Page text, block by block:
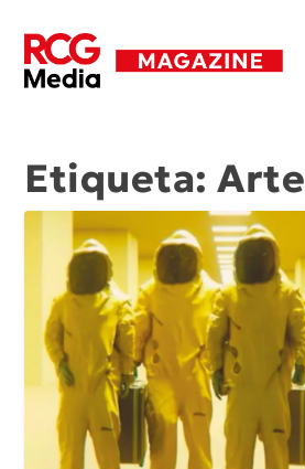
Etiqueta:Arte